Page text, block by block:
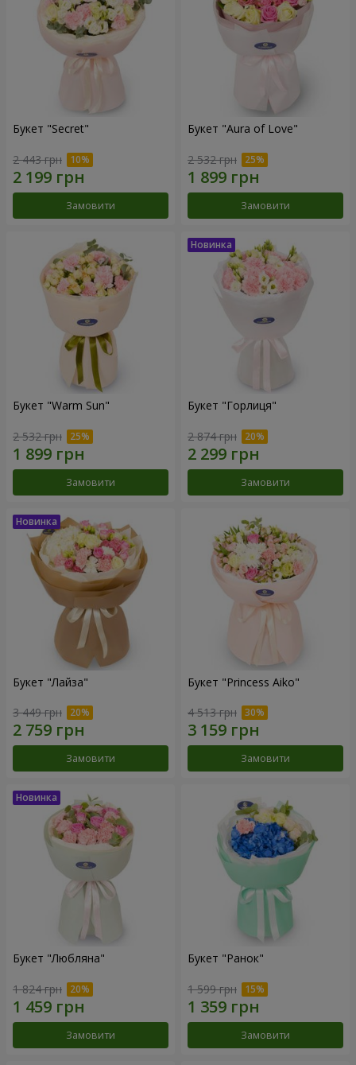
Букет "Secret"
2 443 грн
Замовити
Букет "Aura of Love"
2 532 грн
Замовити
Букет "Warm Sun"
2 532 грн
Замовити
Букет "Горлиця"
2 874 грн
Замовити
Букет "Лайза"
3 449 грн
Замовити
Букет "Princess Aiko"
4 513 грн
Замовити
Букет "Любляна"
1 824 грн
Замовити
Букет "Ранок"
1 599 грн
Замовити